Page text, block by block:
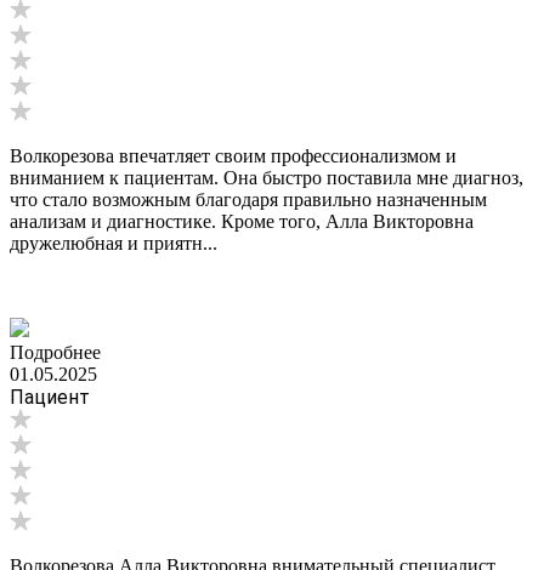
Волкорезова впечатляет своим профессионализмом и
вниманием к пациентам. Она быстро поставила мне диагноз,
что стало возможным благодаря правильно назначенным
анализам и диагностике. Кроме того, Алла Викторовна
дружелюбная и приятн...
Подробнее
01.05.2025
Пациент
Волкорезова Алла Викторовна внимательный специалист,